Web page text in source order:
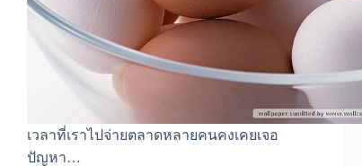
เวลาที่เราไปจ่ายตลาดหลายคนคงเคยเจอ
ปัญหา…